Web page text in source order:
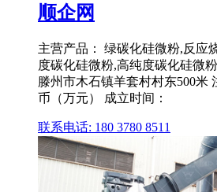
顺企网
主营产品： 绿碳化硅微粉,反应
度碳化硅微粉,高纯度碳化硅微
滕州市木石镇羊套村村东500米
币（万元） 成立时间：
联系电话: 180 3780 8511